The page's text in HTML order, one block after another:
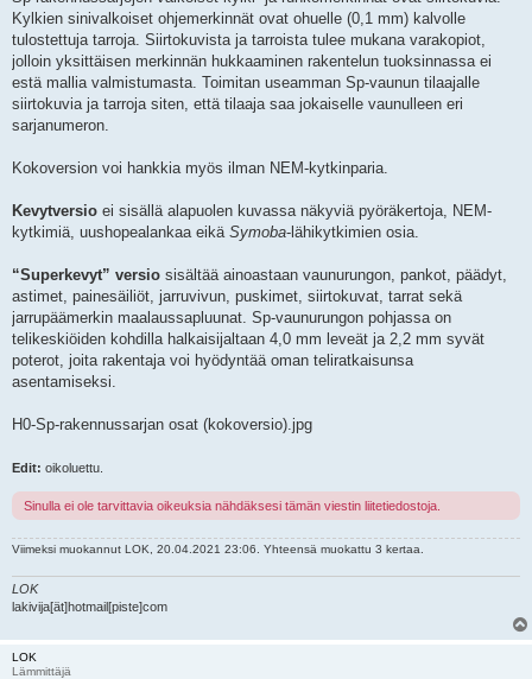
Kylkien sinivalkoiset ohjemerkinnät ovat ohuelle (0,1 mm) kalvolle
tulostettuja tarroja. Siirtokuvista ja tarroista tulee mukana varakopiot,
jolloin yksittäisen merkinnän hukkaaminen rakentelun tuoksinnassa ei
estä mallia valmistumasta. Toimitan useamman Sp-vaunun tilaajalle
siirtokuvia ja tarroja siten, että tilaaja saa jokaiselle vaunulleen eri
sarjanumeron.
Kokoversion voi hankkia myös ilman NEM-kytkinparia.
Kevytversio ei sisällä alapuolen kuvassa näkyviä pyöräkertoja, NEM-
kytkimiä, uushopealankaa eikä Symoba-lähikytkimien osia.
“Superkevyt” versio sisältää ainoastaan vaunurungon, pankot, päädyt,
astimet, painesäiliöt, jarruvivun, puskimet, siirtokuvat, tarrat sekä
jarrupäämerkin maalaussapluunat. Sp-vaunurungon pohjassa on
telikeskiöiden kohdilla halkaisijaltaan 4,0 mm leveät ja 2,2 mm syvät
poterot, joita rakentaja voi hyödyntää oman teliratkaisunsa
asentamiseksi.
H0-Sp-rakennussarjan osat (kokoversio).jpg
Edit: oikoluettu.
Sinulla ei ole tarvittavia oikeuksia nähdäksesi tämän viestin liitetiedostoja.
Viimeksi muokannut LOK , 20.04.2021 23:06. Yhteensä muokattu 3 kertaa.
LOK
lakivija[ät]hotmail[piste]com
LOK
Lämmittäjä